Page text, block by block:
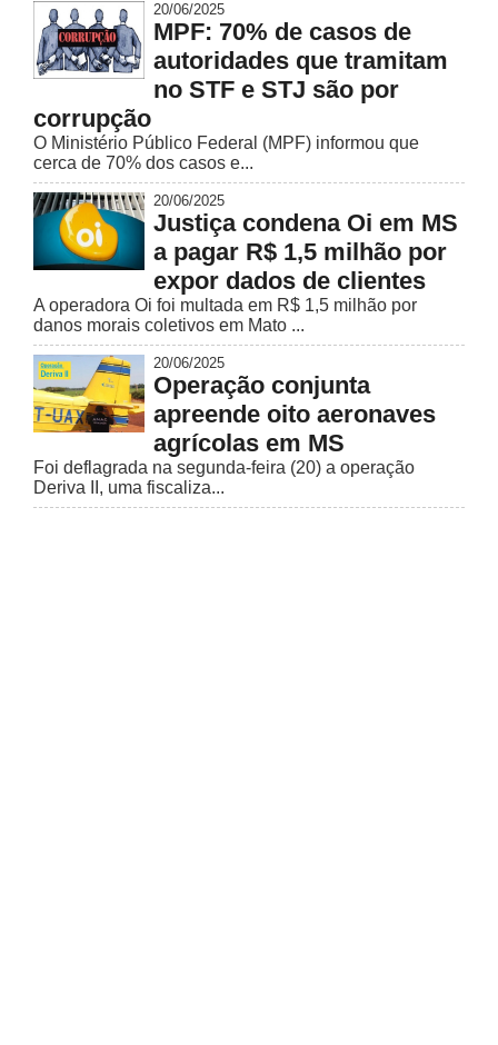
20/06/2025
MPF: 70% de casos de
autoridades que tramitam
no STF e STJ são por
corrupção
O Ministério Público Federal (MPF) informou que
cerca de 70% dos casos e...
20/06/2025
Justiça condena Oi em MS
a pagar R$ 1,5 milhão por
expor dados de clientes
A operadora Oi foi multada em R$ 1,5 milhão por
danos morais coletivos em Mato ...
20/06/2025
Operação conjunta
apreende oito aeronaves
agrícolas em MS
Foi deflagrada na segunda-feira (20) a operação
Deriva II, uma fiscaliza...